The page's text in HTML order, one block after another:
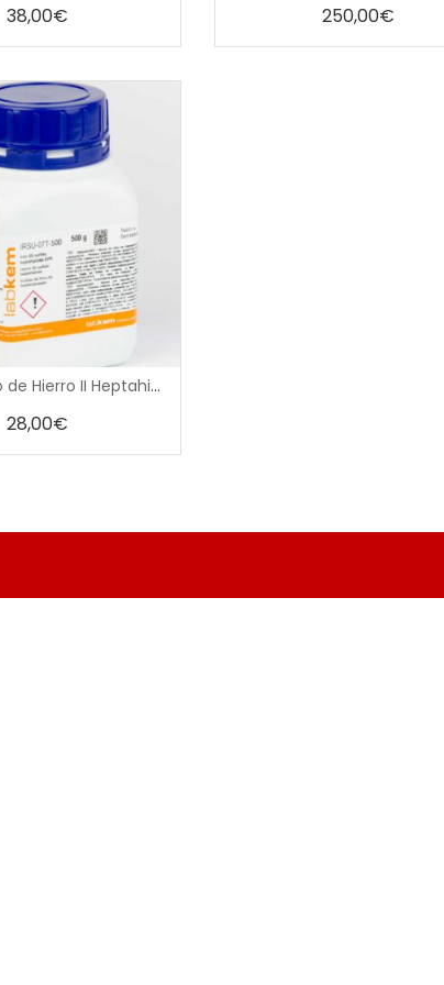
538,00€
5
250,00€
500g Sulfato de Hierro II Heptahidratado (sulfato ferroso) Analytical Grade
out
528,00€